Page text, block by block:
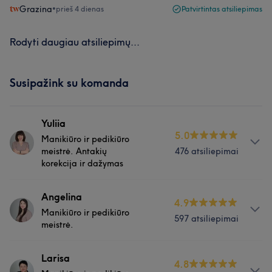
Grazina•prieš 4 dienas Patvirtintas atsiliepimas
Rodyti daugiau atsiliepimų...
Susipažink su komanda
Yuliia
Manikiūro ir pedikiūro
meistrė. Antakių
korekcija ir dažymas
5.0
476 atsiliepimai
Apie
👋 Sveiki! Mano vardas Juliia. Dirbu Vilniuje Grožio namų
“Beauty HOME 13” glaudžioje ir draugiškoje komandoje.
daugiau nei 10 metų. Taip pat mielai sutvarkysiu
Angelina
Manikiūro ir pedikiūro
meistrė.
4.9
597 atsiliepimai
Apie
Larisa 4.8